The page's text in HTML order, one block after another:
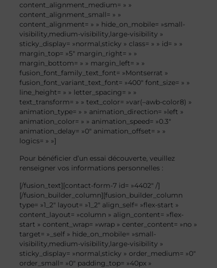
content_alignment_medium= » »
content_alignment_small= » »
content_alignment= » » hide_on_mobile= »small-
visibility,medium-visibility,large-visibility »
sticky_display= »normal,sticky » class= » » id= » »
margin_top= »5″ margin_right= » »
margin_bottom= » » margin_left= » »
fusion_font_family_text_font= »Montserrat »
fusion_font_variant_text_font= »400″ font_size= » »
line_height= » » letter_spacing= » »
text_transform= » » text_color= »var(–awb-color8) »
animation_type= » » animation_direction= »left »
animation_color= » » animation_speed= »0.3″
animation_delay= »0″ animation_offset= » »
logics= » »]
Pour bénéficier d’un essai découverte, veuillez
renseigner vos informations personnelles :
[/fusion_text][contact-form-7 id= »4402″ /]
[/fusion_builder_column][fusion_builder_column
type= »1_2″ layout= »1_2″ align_self= »flex-start »
content_layout= »column » align_content= »flex-
start » content_wrap= »wrap » center_content= »no »
target= »_self » hide_on_mobile= »small-
visibility,medium-visibility,large-visibility »
sticky_display= »normal,sticky » order_medium= »0″
order_small= »0″ padding_top= »40px »